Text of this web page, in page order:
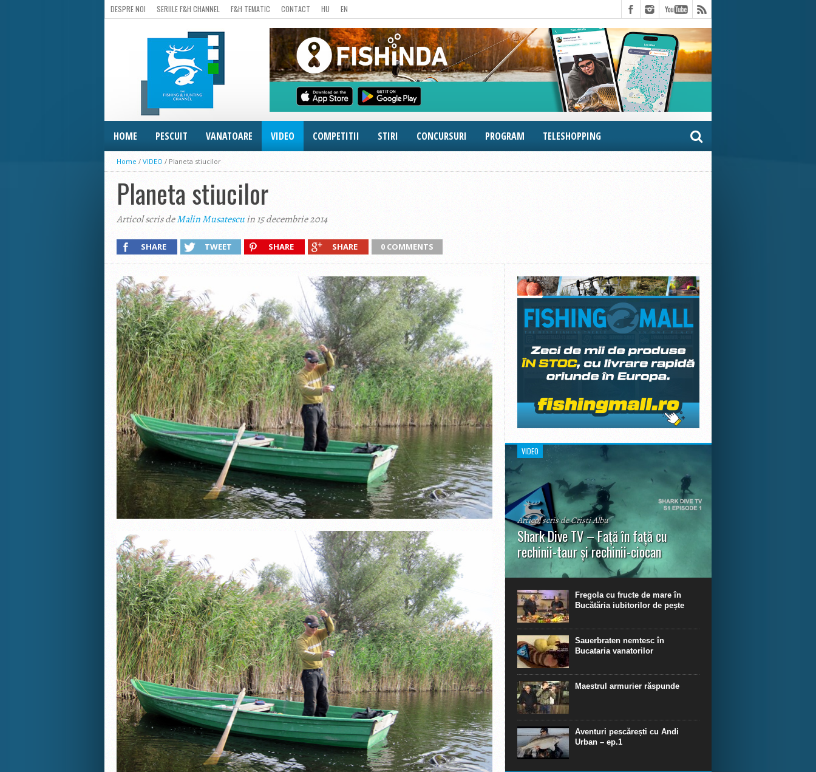
DESPRE NOI SERIILE F&H CHANNEL F&H TEMATIC CONTACT HU EN
HOME PESCUIT VANATOARE VIDEO COMPETITII STIRI CONCURSURI PROGRAM TELESHOPPING
Home / VIDEO / Planeta stiucilor
Planeta stiucilor
Articol scris deMalin Musatescuin 15 decembrie 2014
SHARE TWEET SHARE SHARE 0 COMMENTS
VIDEO
Articol scris de Cristi Albu
Shark Dive TV – Față în față cu
rechinii-taur și rechinii-ciocan
În primul episod din Shark Dive TV, telespectatorii
extraordinare de scufundare cu rechini.
Fregola cu fructe de mare în
Bucătăria iubitorilor de pește
Sauerbraten nemtesc în
Bucataria vanatorilor
Maestrul armurier răspunde
Aventuri pescărești cu Andi
Urban – ep.1